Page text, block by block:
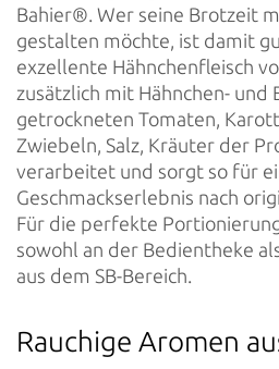
Bahier®. Wer seine Brotzeit
gestalten möchte, ist damit
exzellente Hähnchenfleisch
zusätzlich mit Hähnchen- und
getrockneten Tomaten,
Zwiebeln, Salz, Kräuter der
verarbeitet und sorgt so für
Geschmackserlebnis nach
Für die perfekte
sowohl an der Bedientheke
aus dem SB-Bereich.
Rauchige Aromen